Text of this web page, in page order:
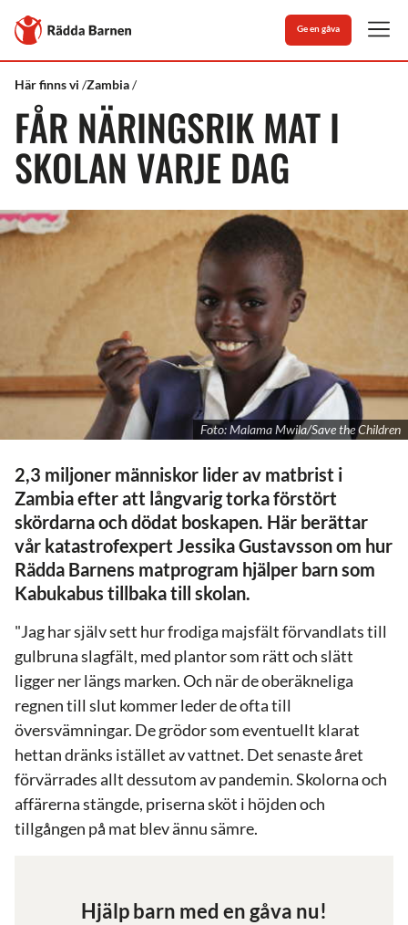
Till
Rädda
Barnens
Ge en gåva
Rädda
Vad
gör
Här finns vi Zambia
Får
mat
skolan
varje
dag
FÅR NÄRINGSRIK MAT I
SKOLAN VARJE DAG
Foto: Malama Mwila/Save the Children
2,3 miljoner människor lider av matbrist i
Zambia efter att långvarig torka förstört
skördarna och dödat boskapen. Här berättar
vår katastrofexpert Jessika Gustavsson om hur
Rädda Barnens matprogram hjälper barn som
Kabukabus tillbaka till skolan.
"Jag har själv sett hur frodiga majsfält förvandlats till
gulbruna slagfält, med plantor som rätt och slätt
ligger ner längs marken. Och när de oberäkneliga
regnen till slut kommer leder de ofta till
översvämningar. De grödor som eventuellt klarat
hettan dränks istället av vattnet. Det senaste året
förvärrades allt dessutom av pandemin. Skolorna och
affärerna stängde, priserna sköt i höjden och
tillgången på mat blev ännu sämre.
Hjälp barn med en gåva nu!